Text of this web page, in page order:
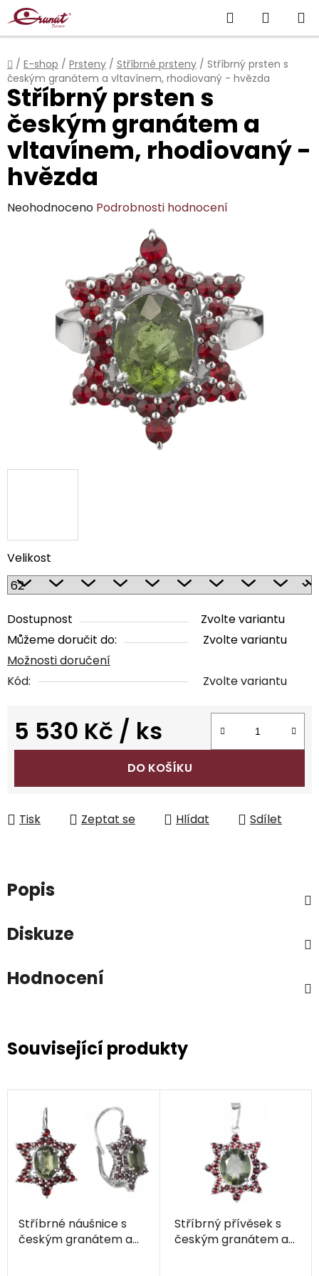
Přejít
na
obsah
Hledat
KOŠÍK
Domů
/ E-shop / Prsteny / Stříbrné prsteny / Stříbrný prsten s
českým granátem a vltavínem, rhodiovaný - hvězda
Velikost
Dostupnost
Zvolte variantu
Můžeme doručit do:
Zvolte variantu
Možnosti doručení
Kód:
Zvolte variantu
5 530 Kč / ks
Měrná cena:
DO KOŠÍKU
Tisk Zeptat se Hlídat Sdílet
Stříbrný prsten s
českým granátem a
vltavínem, rhodiovaný -
hvězda
Průměrné
hvězdiček.
Neohodnoceno Podrobnosti hodnocení
Popis
Diskuze
Hodnocení
Související produkty
Stříbrné náušnice s
českým granátem a
Stříbrný přívěsek s
českým granátem a